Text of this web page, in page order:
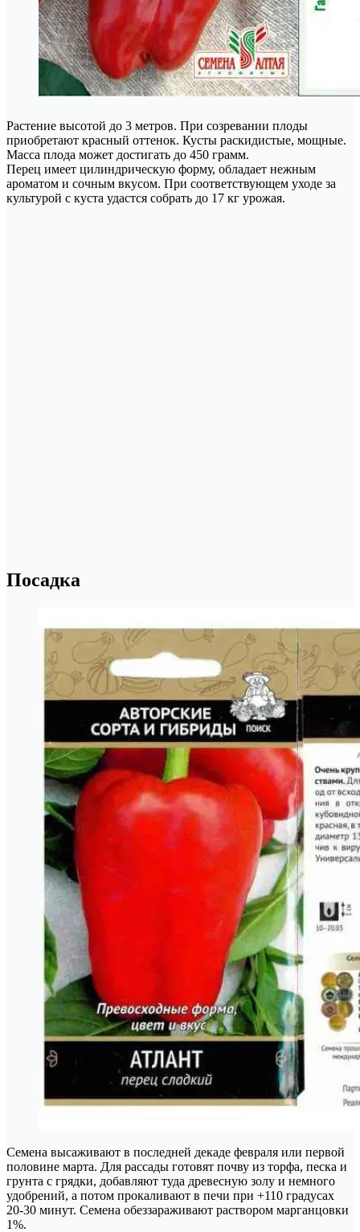
Растение высотой до 3 метров. При созревании плоды
приобретают красный оттенок. Кусты раскидистые, мощные.
Масса плода может достигать до 450 грамм.
Перец имеет цилиндрическую форму, обладает нежным
ароматом и сочным вкусом. При соответствующем уходе за
культурой с куста удастся собрать до 17 кг урожая.
Посадка
Семена высаживают в последней декаде февраля или первой
половине марта. Для рассады готовят почву из торфа, песка и
грунта с грядки, добавляют туда древесную золу и немного
удобрений, а потом прокаливают в печи при +110 градусах
20-30 минут. Семена обеззараживают раствором марганцовки
1%.